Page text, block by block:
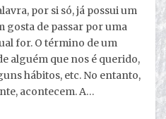
por si só, já possui um
gosta de passar por uma
for. O término de um
alguém que nos é querido,
hábitos, etc. No entanto,
acontecem. A…